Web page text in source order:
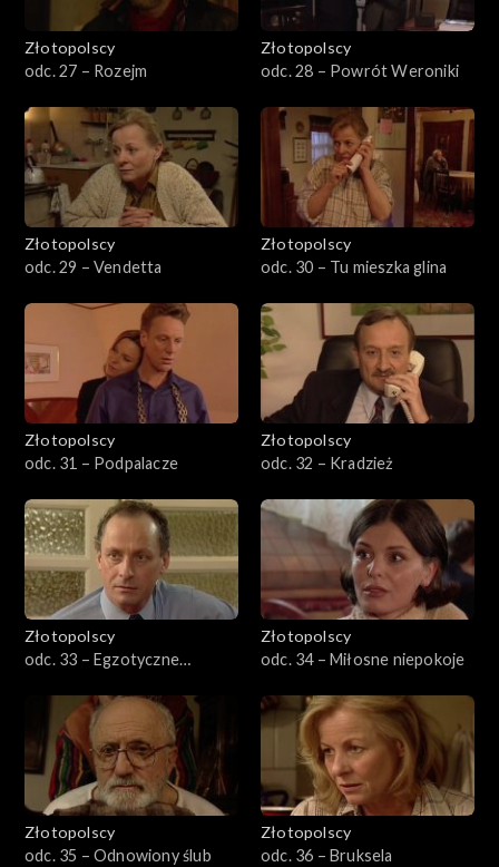
Złotopolscy
odc. 27 – Rozejm
Złotopolscy
odc. 28 – Powrót Weroniki
Złotopolscy
odc. 29 – Vendetta
Złotopolscy
odc. 30 – Tu mieszka glina
Złotopolscy
odc. 31 – Podpalacze
Złotopolscy
odc. 32 – Kradzież
Złotopolscy
odc. 33 – Egzotyczne
Złotopolscy
odc. 34 – Miłosne niepokoje
Złotopolscy
odc. 35 – Odnowiony ślub
Złotopolscy
odc. 36 – Bruksela